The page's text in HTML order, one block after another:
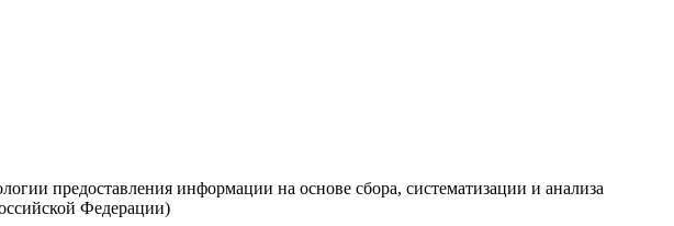
предоставления информации на основе сбора, систематизации и анализа
Федерации)